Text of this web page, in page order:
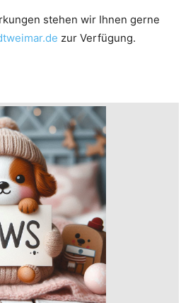
stehen wir Ihnen gerne
zur Verfügung.